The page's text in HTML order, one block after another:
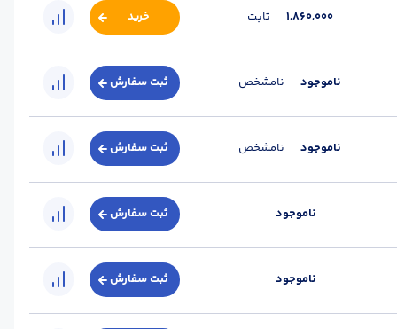
1,860,000 ثابت خرید
ناموجود نامشخص ثبت سفارش
ناموجود نامشخص ثبت سفارش
ناموجود ثبت سفارش
ناموجود ثبت سفارش